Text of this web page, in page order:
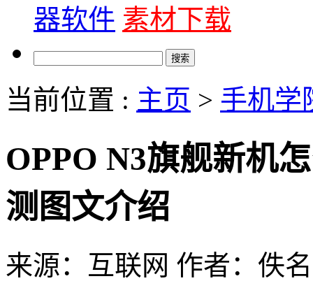
器软件 素材下载
当前位置 : 主页 > 手机学
OPPO N3旗舰新机
测图文介绍
来源：互联网 作者：佚名